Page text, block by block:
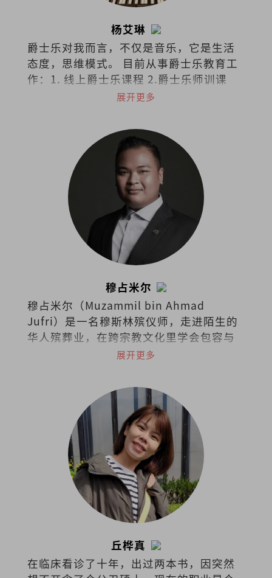
杨艾琳
爵士乐对我而言，不仅是音乐，它是生活
态度，思维模式。 目前从事爵士乐教育工
作：1. 线上爵士乐课程 2.爵士乐师训课
程。 欢迎询问和交流：
展开更多
穆占米尔
穆占米尔（Muzammil bin Ahmad
Jufri）是一名穆斯林殡仪师，走进陌生的
华人殡葬业，在跨宗教文化里学会包容与
陪伴。他发现，无论信仰如何不同，人对
一条连接彼此、练习同理的道路。
展开更多
丘桦真
在临床看诊了十年，出过两本书，因突然